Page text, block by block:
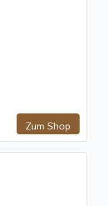
Zum Shop